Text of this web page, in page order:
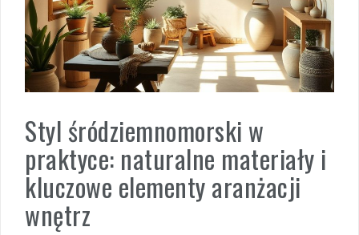
Styl śródziemnomorski w
praktyce: naturalne materiały i
kluczowe elementy aranżacji
wnętrz